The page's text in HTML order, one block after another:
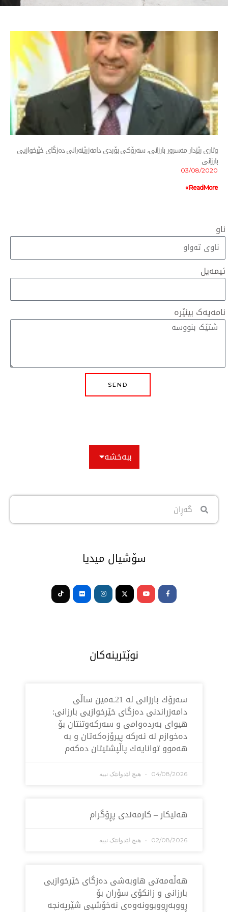
بارزانی، سەرۆکی بۆردی دامەزرێنەرانی دەزگای خێرخوازیی
سۆشیال میدیا
سه‌رۆك بارزانی له‌ 21ـه‌مین ساڵی
دەزگای خێرخوازیی بارزانی:
بەردەوامی و سەركەوتنتان بۆ
لە ئەركە پیرۆزەكەتان و بە
توانایەك پاڵپشتیتان دەكەم
هیچ لێدوانێک نییە
– کارمەندی پڕۆگرام
هیچ لێدوانێک نییە
هاو‌به‌شی ده‌زگای خێرخوازیی
و زانكۆی سۆران بۆ
نه‌خۆشیی شێرپه‌نجه‌